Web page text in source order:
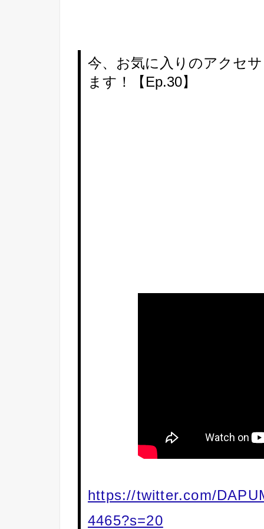
今、お気に入りのアクセ
ます！【Ep.30】
https://twitter.com/
4465?s=20